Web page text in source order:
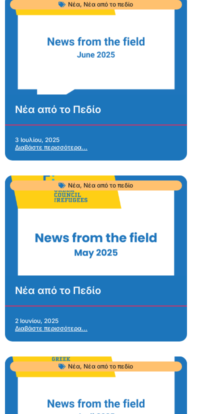
Νέα, Νέα από το πεδίο
Νέα από το Πεδίο
3 Ιουλίου, 2025
Διαβάστε περισσότερα...
Νέα, Νέα από το πεδίο
Νέα από το Πεδίο
2 Ιουνίου, 2025
Διαβάστε περισσότερα...
Νέα, Νέα από το πεδίο